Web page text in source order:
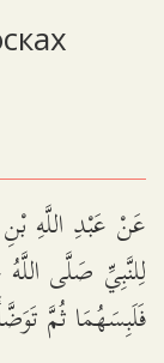
عَنْ عَبْدِ اللَّهِ
لِلنَّبِيِّ صَلَّى
فَلَبِسَهُمَا ثُمَّ